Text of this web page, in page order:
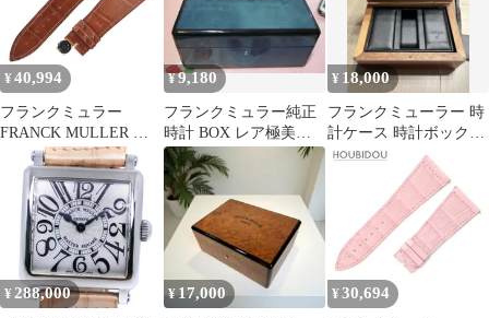
MULLER 中古 フラン
クミュラー
¥ 40,994
フランクミュラー
FRANCK MULLER 腕
時計パーツ マスタース
クエア 6000 H用 クロコ
バンド クロコダイル ブ
ラウン 未使用 純正 替
え マット 26mm ブラウ
ン 茶 【中古】
¥9,180
フランクミュラー純正
時計 BOX レア極美
品 深みあるブルーの
超レア品
¥ 18,000
フランクミューラー 時
計ケース 時計ボックス
ウォッチケース 空箱 コ
¥ 288,000 ¥17,000 ¥ 30,694